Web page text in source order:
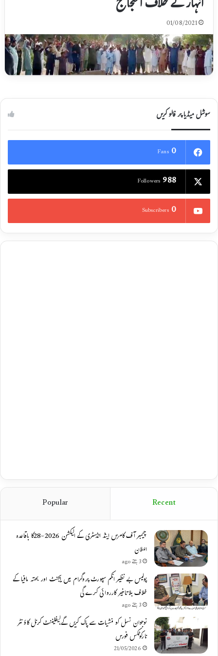
01/08/2021
سوشل میڈیا پر فالو کریں
0
Fans
988
Followers
0
Subscribers
Recent
Popular
چیمبر آف کامرس اینڈ انڈسٹری کے الیکشن 2026-28کا باقاعدہ
اعلان
3 ہفتے ago
پولیس بے نظیر انکم سپورٹ پروگرام میں ایجنٹ اور بھتہ مافیا کے
خلاف بلاتاخیر کارروائی کرے گی
3 ہفتے ago
نوجوان نسل کو منشیات سے پاک کریں گے،لیفٹیننٹ کرنل کاؤنٹر
نارکوٹکس فورس
21/05/2026